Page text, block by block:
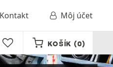
Kontakt Môj účet
KOŠÍK (0)